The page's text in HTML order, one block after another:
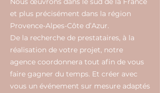
et plus précisément dans la région
Provence-Alpes-Côte d’Azur.
De la recherche de prestataires, à la
réalisation de votre projet, notre
agence coordonnera tout afin de vous
faire gagner du temps. Et créer avec
vous un événement sur mesure adaptés